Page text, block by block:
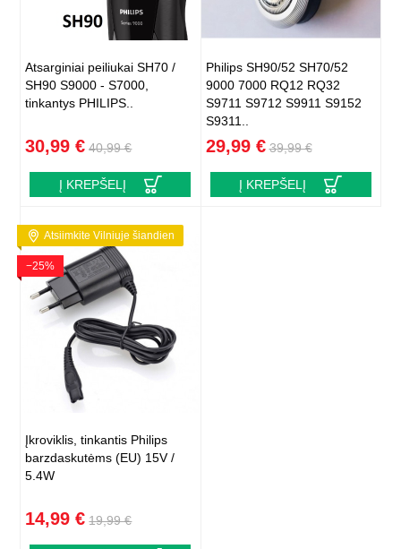
Atsarginiai peiliukai SH70 /
SH90 S9000 - S7000,
tinkantys PHILIPS..
30,99 € 40,99 €
Į KREPŠELĮ
Philips SH90/52 SH70/52
9000 7000 RQ12 RQ32
S9711 S9712 S9911 S9152
S9311..
29,99 € 39,99 €
Į KREPŠELĮ
Atsiimkite Vilniuje šiandien
−25%
Įkroviklis, tinkantis Philips
barzdaskutėms (EU) 15V /
5.4W
14,99 € 19,99 €